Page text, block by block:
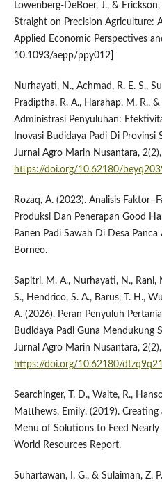
Lowenberg-DeBoer, J., &
Straight on Precision Agriculture:
Applied Economic Perspectives
10.1093/aepp/ppy012]
Nurhayati, N., Achmad, R. E. S.,
Pradiptha, R. A., Harahap, M. R.,
Administrasi Penyuluhan:
Inovasi Budidaya Padi Di Provinsi
Jurnal Agro Marin Nusantara,
https://doi.org/10.62180/
Rozaq, A. (2023). Analisis
Produksi Dan Penerapan Good
Panen Padi Sawah Di Desa
Borneo.
Sapitri, M. A., Nurhayati, N., Rani,
S., Hendrico, S. A., Barus, T. H.,
A. (2026). Peran Penyuluh
Budidaya Padi Guna Mendukung
Jurnal Agro Marin Nusantara,
https://doi.org/10.62180/
Searchinger, T. D., Waite, R.,
Matthews, Emily. (2019).
Menu of Solutions to Feed
World Resources Report.
Suhartawan, I. G., & Sulaiman, Z.